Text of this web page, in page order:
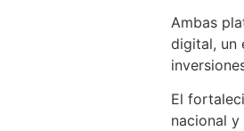
Ambas
digital, un
El
nacional